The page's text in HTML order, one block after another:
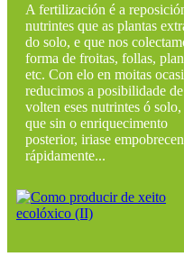
A fertilización é a
nutrintes que as plantas
do solo, e que nos
forma de froitas, follas,
etc. Con elo en moitas
reducimos a posibilidade
volten eses nutrintes ó
que sin o enriquecimento
posterior, iriase
rápidamente...